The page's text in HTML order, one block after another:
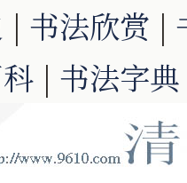
| 书法欣赏 |
| 书法字典